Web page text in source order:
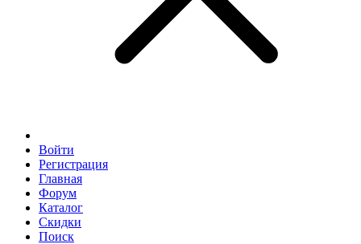
Войти
Регистрация
Главная
Форум
Каталог
Скидки
Поиск